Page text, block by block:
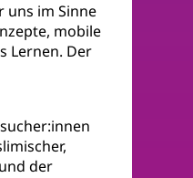
uns im Sinne
mobile
Lernen. Der
der